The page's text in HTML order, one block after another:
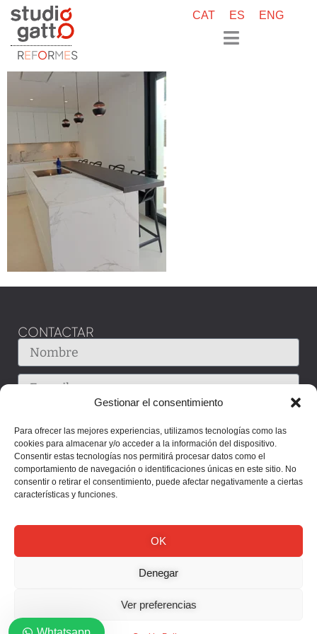
Gestionar el consentimiento
Para ofrecer las mejores experiencias, utilizamos tecnologías como las
cookies para almacenar y/o acceder a la información del dispositivo.
Consentir estas tecnologías nos permitirá procesar datos como el
comportamiento de navegación o identificaciones únicas en este sitio. No
consentir o retirar el consentimiento, puede afectar negativamente a ciertas
características y funciones.
OK
Denegar
Ver preferencias
REFORMES
CAT ES ENG
CONTACTAR